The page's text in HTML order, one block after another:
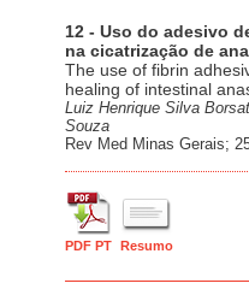
12 - Uso do adesivo
na cicatrização de
The use of fibrin
healing of intestinal
Luiz Henrique Silva
Souza
Rev Med Minas Gerais;
PDF PT Resumo